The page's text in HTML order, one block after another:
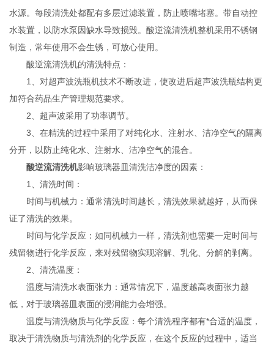
水源。每段清洗处都配有多层过滤装置，防止喷嘴堵塞。带自动控
水装置，以防水泵因缺水导致损毁。酸逆流清洗机整机采用不锈钢
制造，常年使用不会生锈，可放心使用。
酸逆流清洗机的清洗特点：
1、对超声波洗瓶机技术不断改进，使改进后超声波洗瓶结构更
加符合药品生产管理规范要求。
2、超声波采用了功率调节。
3、在精洗的过程中采用了对纯化水、注射水、洁净空气的隔离
分开，以防止纯化水、注射水、洁净空气的混合。
酸逆流清洗机影响玻璃器皿清洗洁净度的因素：
1、清洗时间：
时间与机械力：通常清洗时间越长，清洗效果就越好，从而保
证了清洗的效果。
时间与化学反应：如同机械力一样，清洗剂也需要一定时间与
残留物进行化学反应，来对残留物实现溶解、乳化、分解的剥离。
2、清洗温度：
温度与清洗水表面张力：通常情况下，温度越高表面张力越
低，对于玻璃器皿表面的浸润能力会增强。
温度与清洗物质与化学反应：每个清洗程序都有*合适的温度，
取决于清洗物质与清洗剂的化学反应，在这个反应的过程中，适当